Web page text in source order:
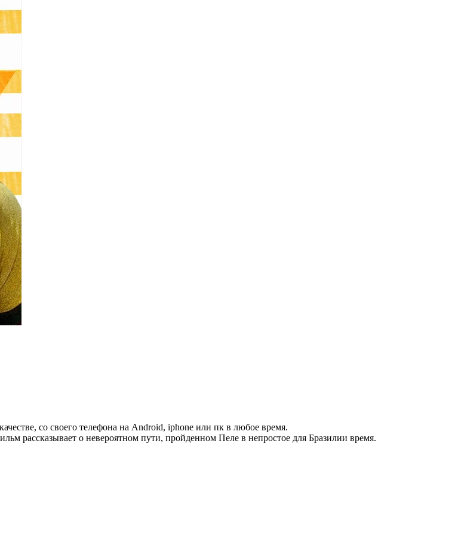
со своего телефона на Android, iphone или пк в любое время.
рассказывает о невероятном пути, пройденном Пеле в непростое для Бразилии время.